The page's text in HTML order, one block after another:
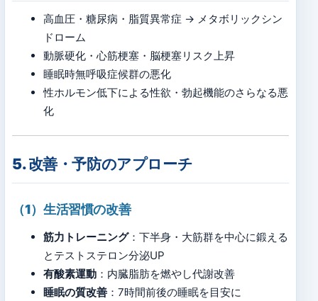
高血圧・糖尿病・脂質異常症 → メタボリックシン
ドローム
動脈硬化・心筋梗塞・脳梗塞リスク上昇
睡眠時無呼吸症候群の悪化
性ホルモン低下による性欲・勃起機能のさらなる悪
化
5. 改善・予防のアプローチ
（1）生活習慣の改善
筋力トレーニング：下半身・大筋群を中心に鍛える
とテストステロン分泌UP
有酸素運動：内臓脂肪を燃やし代謝改善
睡眠の質改善：7時間前後の睡眠を目安に